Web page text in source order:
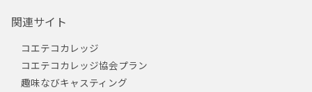
関連サイト
コエテコカレッジ
コエテコカレッジ協会プラン
趣味なびキャスティング